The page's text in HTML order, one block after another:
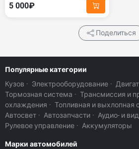
5 000₽
Поделиться
Популярные категории
Кузов · Электрооборудование ·
Тормозная система · Трансмиссия и
охлаждения · Топливная и выхлопная
Автосвет · Автозапчасти · Аудио- и
Рулевое управление · Аккумуляторы
Марки автомобилей